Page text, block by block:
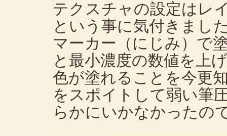
テクスチャの設定はレ
という事に気付きまし
マーカー（にじみ）で
と最小濃度の数値を上
色が塗れることを今更
をスポイトして弱い筆
らかにいかなかったの